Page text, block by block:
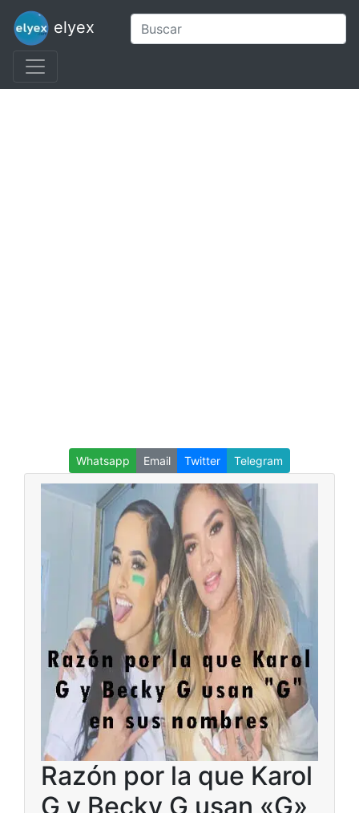
elyex
Whatsapp Email Twitter Telegram
Razón por la que Karol
G y Becky G usan «G»